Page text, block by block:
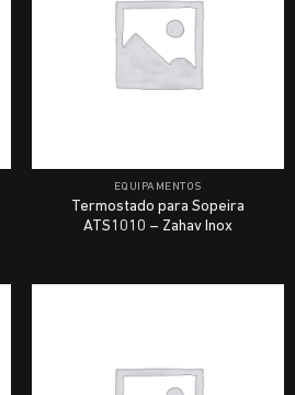
EQUIPAMENTOS
Termostado para Sopeira
ATS1010 – Zahav Inox